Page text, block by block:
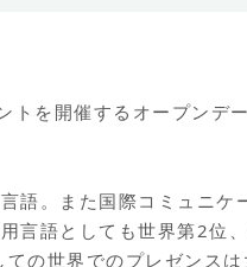
トを開催するオープンデー
語。また国際コミュニケ
言語としても世界第2位
の世界でのプレゼンスは